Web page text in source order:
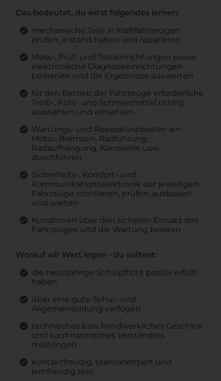
Das bedeutet, du wirst folgendes lernen:
mechanische Teile in Kraftfahrzeugen
prüfen, instand halten und reparieren
Mess-, Prüf- und Testeinrichtungen sowie
elektronische Diagnoseeinrichtungen
bedienen und die Ergebnisse auswerten
für den Betrieb der Fahrzeuge erforderliche
Treib-, Kühl- und Schmiermittel richtig
auswählen und einsetzen
Wartungs- und Reparaturarbeiten am
Motor, Bremsen, Radführung,
Radaufhängung, Karosserie usw.
durchführen
Sicherheits-, Komfort- und
Kommunikationselektronik der jeweiligen
Fahrzeuge montieren, prüfen, ausbauen
und warten
KundInnen über den sicheren Einsatz des
Fahrzeuges und die Wartung beraten
Worauf wir Wert legen - du solltest:
die neunjährige Schulpflicht positiv erfüllt
haben
über eine gute Schul- und
Allgemeinbildung verfügen
technisches bzw. handwerkliches Geschick
und kaufmännisches Verständnis
mitbringen
kontaktfreudig, teamorientiert und
lernfreudig sein